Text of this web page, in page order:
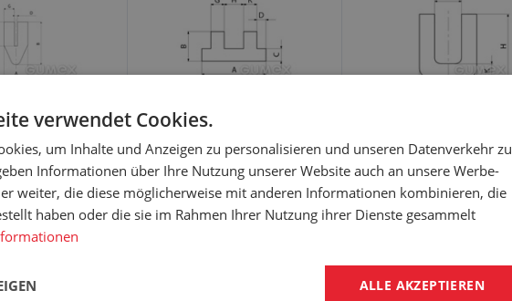
verwendet Cookies.
um Inhalte und Anzeigen zu personalisieren und unseren Datenverkehr zu
Informationen über Ihre Nutzung unserer Website auch an unsere Werbe-
weiter, die diese möglicherweise mit anderen Informationen kombinieren, die
haben oder die sie im Rahmen Ihrer Nutzung ihrer Dienste gesammelt
ALLE AKZEPTIEREN